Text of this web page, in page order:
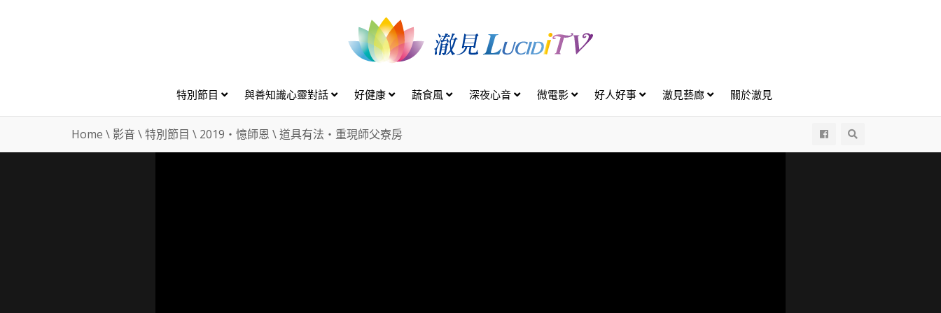
特別節目 與善知識心靈對話 好健康 蔬食風 深夜心音 微電影 好人好事 澈見藝廊 關於澈見
Home \ 影音 \特別節目 \ 2019・憶師恩 \道具有法・重現師父寮房